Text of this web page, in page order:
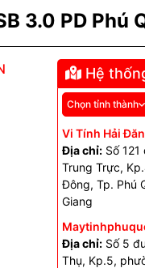
3.0 PD Phú
Hệ
Vi Tính Hải
Địa chỉ:Số 121
Trung Trực,
Đông, Tp. Phú
Giang
Địa chỉ:Số 5
Thụ, Kp.5,